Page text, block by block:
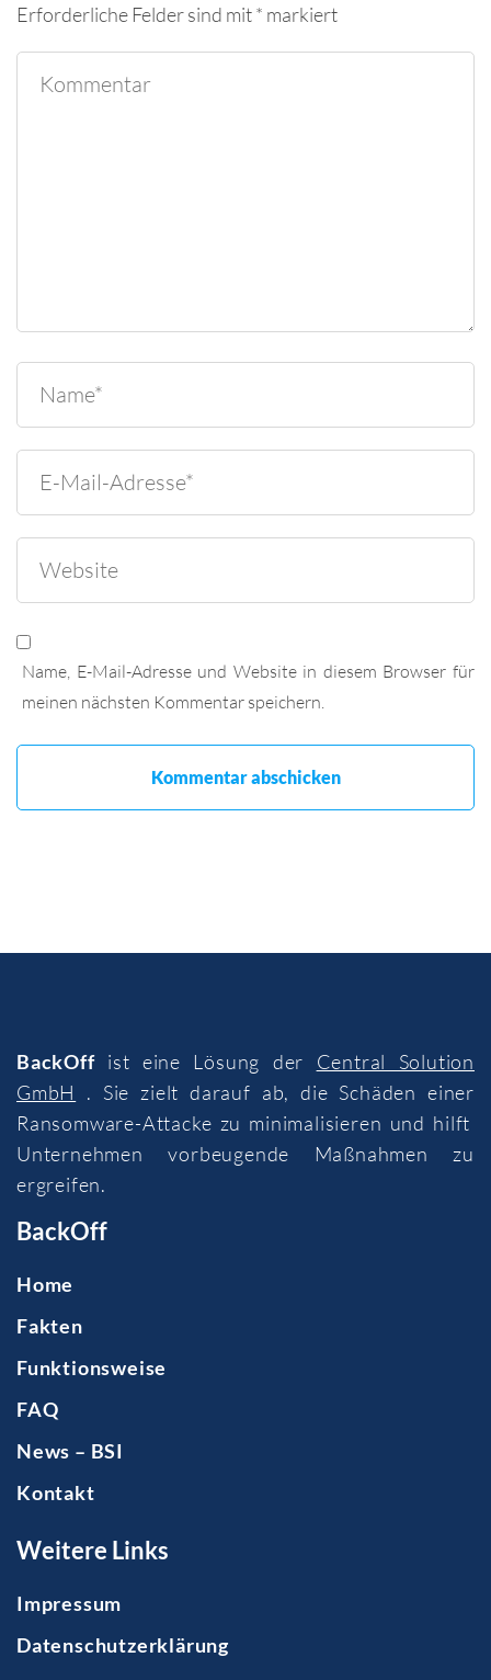
Erforderliche Felder sind mit* markiert
Name, E-Mail-Adresse und Website in diesem Browser für
meinen nächsten Kommentar speichern.
BackOffist eine Lösung der Central Solution
GmbH
. Sie zielt darauf ab, die Schäden einer
Ransomware-Attacke zu minimalisieren und hilft
Unternehmen vorbeugende Maßnahmen zu
ergreifen.
BackOff
Home
Fakten
Funktionsweise
FAQ
News – BSI
Kontakt
Weitere Links
Impressum
Datenschutzerklärung